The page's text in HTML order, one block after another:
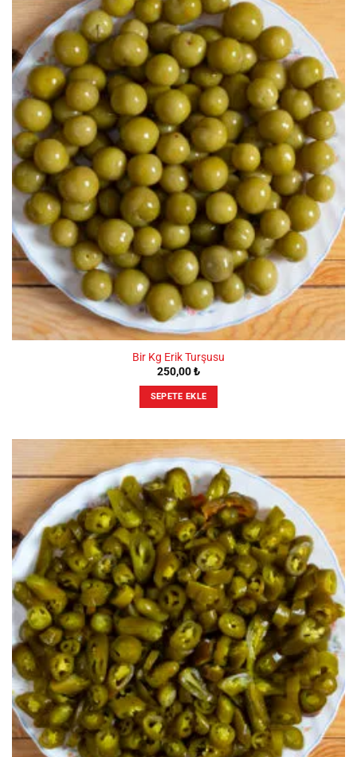
Bir Kg Erik Turşusu
250,00₺
SEPETE EKLE